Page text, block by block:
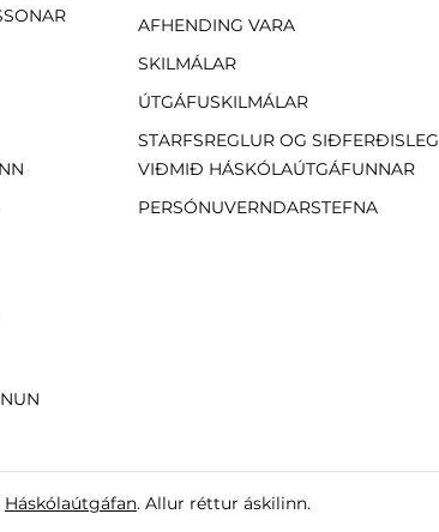
AFHENDING VARA
SKILMÁLAR
ÚTGÁFUSKILMÁLAR
STARFSREGLUR OG SIÐFERÐISLEG
VIÐMIÐ HÁSKÓLAÚTGÁFUNNAR
PERSÓNUVERNDARSTEFNA
Háskólaútgáfan. Allur réttur áskilinn.